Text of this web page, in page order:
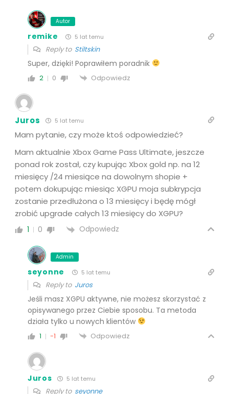
Autor
remike 5 lat temu
Reply to Stiltskin
Super, dzięki! Poprawiłem poradnik
2 0 Odpowiedz
Juros 5 lat temu
Mam pytanie, czy może ktoś odpowiedzieć?
Mam aktualnie Xbox Game Pass Ultimate, jeszcze
ponad rok został, czy kupując Xbox gold np. na 12
miesięcy /24 miesiące na dowolnym shopie +
potem dokupując miesiąc XGPU moja subkrypcja
zostanie przedłużona o 13 miesięcy i będę mógł
zrobić upgrade całych 13 miesięcy do XGPU?
1 0 Odpowiedz
Admin
seyonne 5 lat temu
Reply to Juros
Jeśli masz XGPU aktywne, nie możesz skorzystać z
opisywanego przez Ciebie sposobu. Ta metoda
działa tylko u nowych klientów
1 -1 Odpowiedz
Juros 5 lat temu
Reply to seyonne